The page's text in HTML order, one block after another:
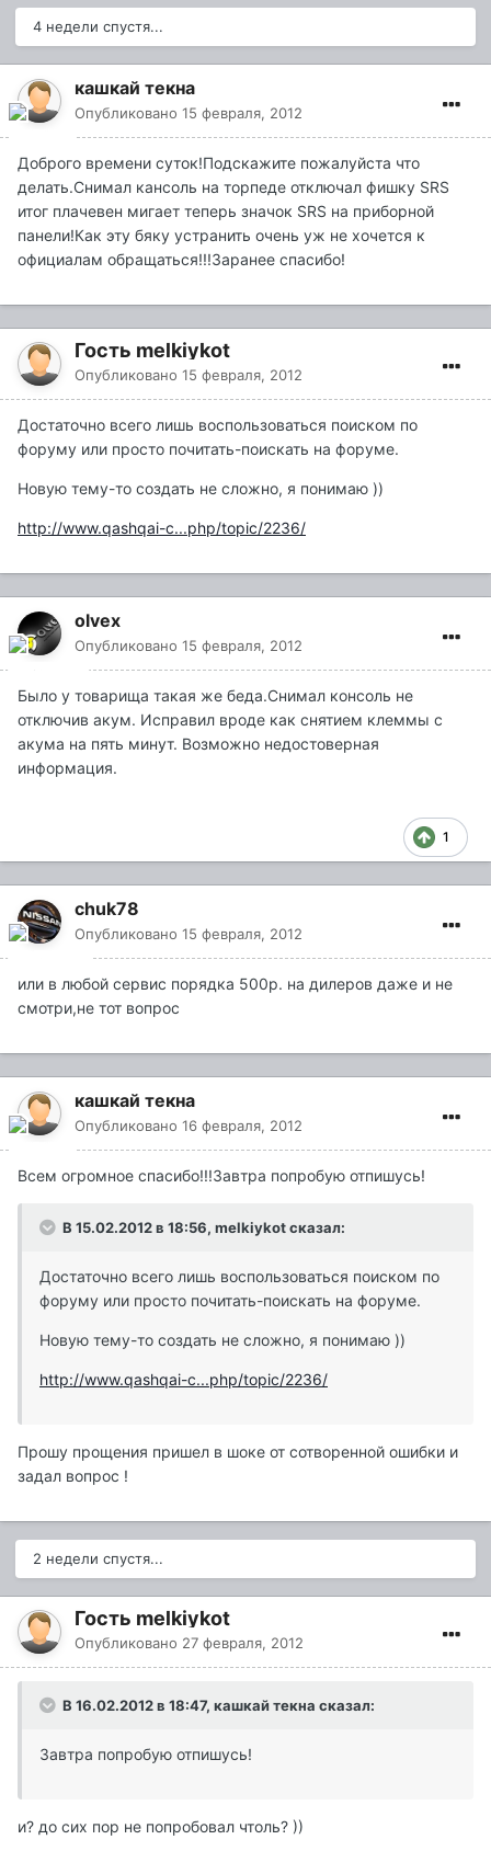
4 недели спустя...
кашкай текна
Опубликовано 15 февраля, 2012
Доброго времени суток!Подскажите пожалуйста что
делать.Снимал кансоль на торпеде отключал фишку SRS
итог плачевен мигает теперь значок SRS на приборной
панели!Как эту бяку устранить очень уж не хочется к
официалам обращаться!!!Заранее спасибо!
Гость melkiykot
Опубликовано 15 февраля, 2012
Достаточно всего лишь воспользоваться поиском по
форуму или просто почитать-поискать на форуме.
Новую тему-то создать не сложно, я понимаю ))
http://www.qashqai-c...php/topic/2236/
olvex
Опубликовано 15 февраля, 2012
Было у товарища такая же беда.Снимал консоль не
отключив акум. Исправил вроде как снятием клеммы с
акума на пять минут. Возможно недостоверная
информация.
1
chuk78
Опубликовано 15 февраля, 2012
или в любой сервис порядка 500р. на дилеров даже и не
смотри,не тот вопрос
кашкай текна
Опубликовано 16 февраля, 2012
Всем огромное спасибо!!!Завтра попробую отпишусь!
В 15.02.2012 в 18:56, melkiykot сказал:
Достаточно всего лишь воспользоваться поиском по
форуму или просто почитать-поискать на форуме.
Новую тему-то создать не сложно, я понимаю ))
http://www.qashqai-c...php/topic/2236/
Прошу прощения пришел в шоке от сотворенной ошибки и
задал вопрос !
2 недели спустя...
Гость melkiykot
Опубликовано 27 февраля, 2012
В 16.02.2012 в 18:47, кашкай текна сказал:
Завтра попробую отпишусь!
и? до сих пор не попробовал чтоль? ))